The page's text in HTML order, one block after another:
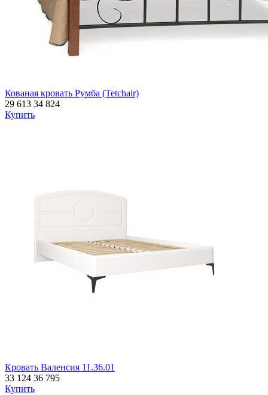
Кованая кровать Румба (Tetchair)
29 613 34 824
Купить
Кровать Валенсия 11.36.01
33 124 36 795
Купить